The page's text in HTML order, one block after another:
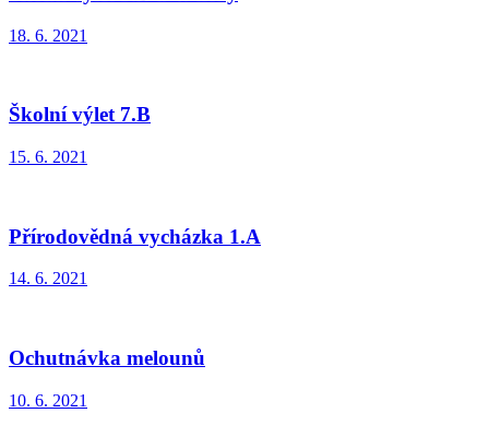
18. 6. 2021
Školní výlet 7.B
15. 6. 2021
Přírodovědná vycházka 1.A
14. 6. 2021
Ochutnávka melounů
10. 6. 2021